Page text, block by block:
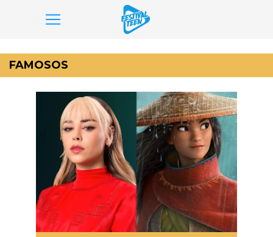
para
o
conteúdo
FAMOSOS